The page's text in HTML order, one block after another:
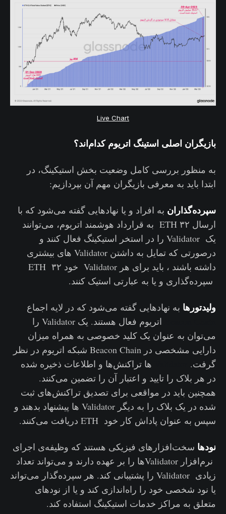
Live Chart
بازیگران اصلی استینگ اتریوم کدام‌اند؟
به منظور بررسی کامل وضعیت بخش استیکینگ، در
ابتدا باید به معرفی بازیگران مهم آن بپردازیم:
سپرده‌گذاران به افراد و یا نهادهایی گفته می‌شود که با
ارسال ۳۲ ETH به قرارداد هوشمند اتریوم، می‌توانند
یک Validator را در استخر استیکینگ فعال ‌کنند و
درصورتی که تمایل به داشتن Validator های بیشتری
داشته باشند ، باید برای هر Validator خود ۳۲ ETH
سپرده‌گذاری و یا به عبارتی استیک کنند.
ولیدتورها به نهادهایی گفته می‌شود که در لایه اجماع
اتریوم فعال هستند. یک Validator را
می‌توان به عنوان یک کلید خصوصی به همراه میزان
دارایی مشخصی در Beacon Chain شبکه اتریوم در نظر
گرفت.
ها تراکنش‌ها و اطلاعات ذخیره شده
در هر بلاک را تایید و اعتبار آن را تضمین می‌کنند.
همچنین باید در مواقعی برای تصدیق تراکنش‌های ثبت
شده در یک بلاک را به دیگر Validator ها پیشنهاد بدهند و
سپس به عنوان پاداش کار خود ETH دریافت می‌کنند.
نودها سخت‌افزارهای فیزیکی هستند که وظیفه‌ی اجرای
نرم‌افزار Validatorها را بر عهده دارند و می‌تواند تعداد
زیادی Validator را پشتیبانی کند. هر سپرده‌گذار می‌تواند
یا نود شخصی خود را راه‌اندازی کند و یا از نودهای
متعلق به مراکز خدمات استیکینگ استفاده کند.